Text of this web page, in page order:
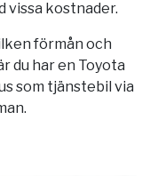
vissa kostnader.
förmån och
du har en Toyota
som tjänstebil via